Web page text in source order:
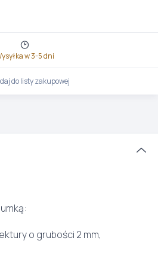
w 3-5 dni
do listy zakupowej
o grubości 2 mm,